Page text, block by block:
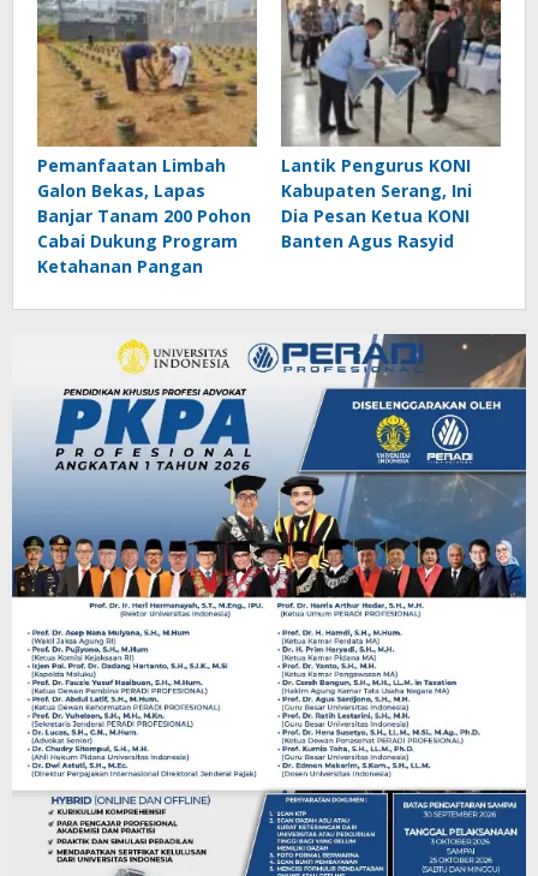
Pemanfaatan Limbah
Galon Bekas, Lapas
Banjar Tanam 200 Pohon
Cabai Dukung Program
Ketahanan Pangan
Lantik Pengurus KONI
Kabupaten Serang, Ini
Dia Pesan Ketua KONI
Banten Agus Rasyid